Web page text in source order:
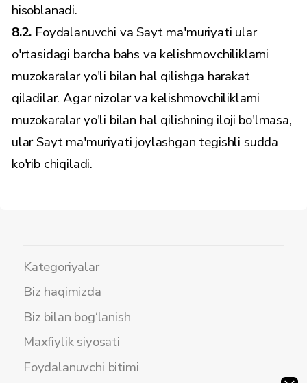
hisoblanadi.
8.2. Foydalanuvchi va Sayt ma'muriyati ular
o'rtasidagi barcha bahs va kelishmovchiliklarni
muzokaralar yo'li bilan hal qilishga harakat
qiladilar. Agar nizolar va kelishmovchiliklarni
muzokaralar yo'li bilan hal qilishning iloji bo'lmasa,
ular Sayt ma'muriyati joylashgan tegishli sudda
ko'rib chiqiladi.
Kategoriyalar
Biz haqimizda
Biz bilan bog‘lanish
Maxfiylik siyosati
Foydalanuvchi bitimi